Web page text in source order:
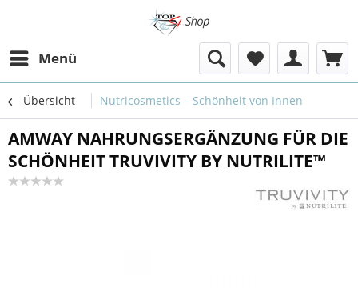
Menü
Übersicht Nutricosmetics – Schönheit von Innen
AMWAY NAHRUNGSERGÄNZUNG FÜR DIE
SCHÖNHEIT TRUVIVITY BY NUTRILITE™